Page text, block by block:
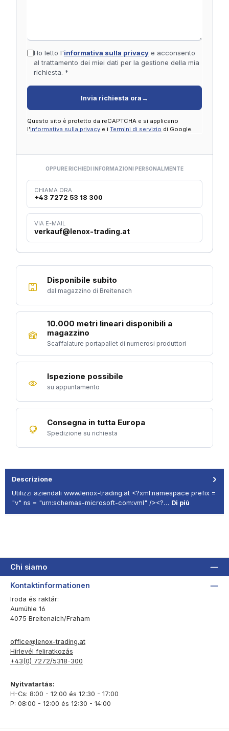
Ho letto l'informativa sulla privacye acconsento
al trattamento dei miei dati per la gestione della mia
richiesta. *
Invia richiesta ora →
Questo sito è protetto da reCAPTCHA e si applicano
l'Informativa sulla privacy e i Termini di servizio di Google.
OPPURE RICHIEDI INFORMAZIONI PERSONALMENTE
CHIAMA ORA
+43 7272 53 18 300
VIA E-MAIL
verkauf@lenox-trading.at
Disponibile subito
dal magazzino di Breitenach
10.000 metri lineari disponibili a
magazzino
Scaffalature portapallet di numerosi produttori
Ispezione possibile
su appuntamento
Consegna in tutta Europa
Spedizione su richiesta
Descrizione
Utilizzi aziendali www.lenox-trading.at <?xml:namespace prefix =
"v" ns = "urn:schemas-microsoft-com:vml" /><?… Di più
Chi siamo
Kontaktinformationen
Iroda és raktár:
Aumühle 16
4075 Breitenaich/Fraham
office@lenox-trading.at
Hírlevél feliratkozás
+43(0) 7272/5318-300
Nyitvatartás:
H-Cs: 8:00 - 12:00 és 12:30 - 17:00
P: 08:00 - 12:00 és 12:30 - 14:00